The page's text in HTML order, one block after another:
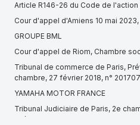
Article R146-26 du Code de
Cour d'appel d'Amiens 10 mai
GROUPE BML
Cour d'appel de Riom, Chambre
Tribunal de commerce de Paris,
chambre, 27 février 2018, n°
YAMAHA MOTOR FRANCE
Tribunal Judiciaire de Paris, 2e
23/12836